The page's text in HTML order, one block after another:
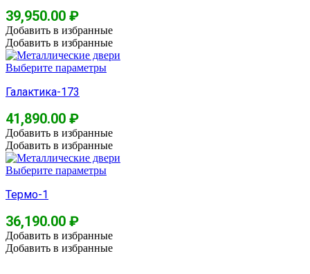
39,950.00 ₽
Добавить в избранные
Добавить в избранные
Выберите параметры
Галактика-173
41,890.00 ₽
Добавить в избранные
Добавить в избранные
Выберите параметры
Термо-1
36,190.00 ₽
Добавить в избранные
Добавить в избранные